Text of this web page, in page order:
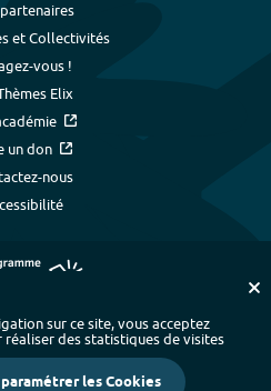
et Collectivités
vous !
Elix
un don
nous
Index alphabétique
-
- Paramétrer les cookies
sur ce site, vous acceptez
réaliser des statistiques de visites
les Cookies